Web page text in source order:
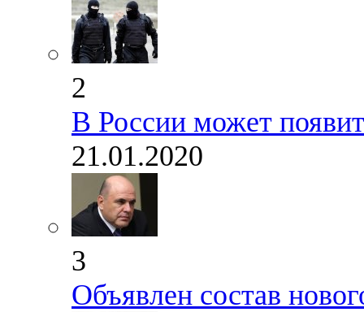
2
В России может
21.01.2020
3
Объявлен состав